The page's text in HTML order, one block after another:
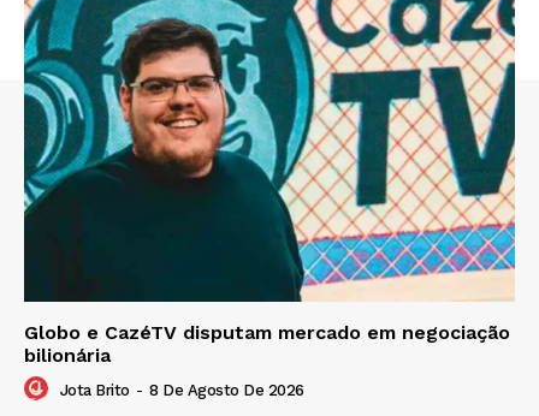
Globo e CazéTV disputam mercado em negociação
bilionária
Jota Brito - 8 De Agosto De 2026